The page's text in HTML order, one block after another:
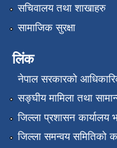
सचिवालय तथा शाखाहरु
सामाजिक सुरक्षा
लिंक
नेपाल सरकारको
सङ्‍घीय मामिला तथा
जिल्ला प्रशासन कार्यालय
जिल्ला समन्वय समितिको